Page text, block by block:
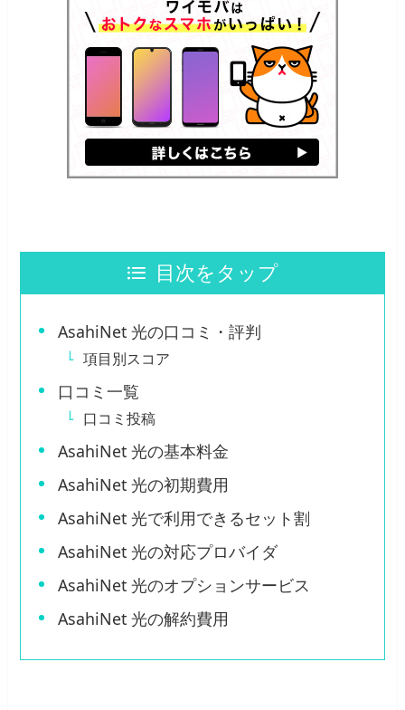
目次をタップ
AsahiNet 光の口コミ・評判
項目別スコア
口コミ一覧
口コミ投稿
AsahiNet 光の基本料金
AsahiNet 光の初期費用
AsahiNet 光で利用できるセット割
AsahiNet 光の対応プロバイダ
AsahiNet 光のオプションサービス
AsahiNet 光の解約費用